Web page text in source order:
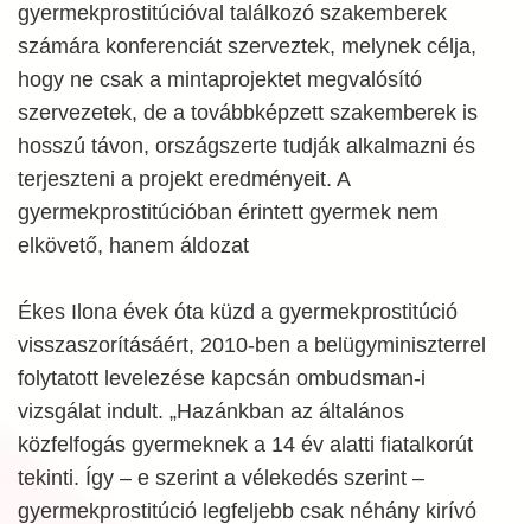
gyermekprostitúcióval találkozó szakemberek
számára konferenciát szerveztek, melynek célja,
hogy ne csak a mintaprojektet megvalósító
szervezetek, de a továbbképzett szakemberek is
hosszú távon, országszerte tudják alkalmazni és
terjeszteni a projekt eredményeit. A
gyermekprostitúcióban érintett gyermek nem
elkövető, hanem áldozat
Ékes Ilona évek óta küzd a gyermekprostitúció
visszaszorításáért, 2010-ben a belügyminiszterrel
folytatott levelezése kapcsán ombudsman-i
vizsgálat indult. „Hazánkban az általános
közfelfogás gyermeknek a 14 év alatti fiatalkorút
tekinti. Így – e szerint a vélekedés szerint –
gyermekprostitúció legfeljebb csak néhány kirívó